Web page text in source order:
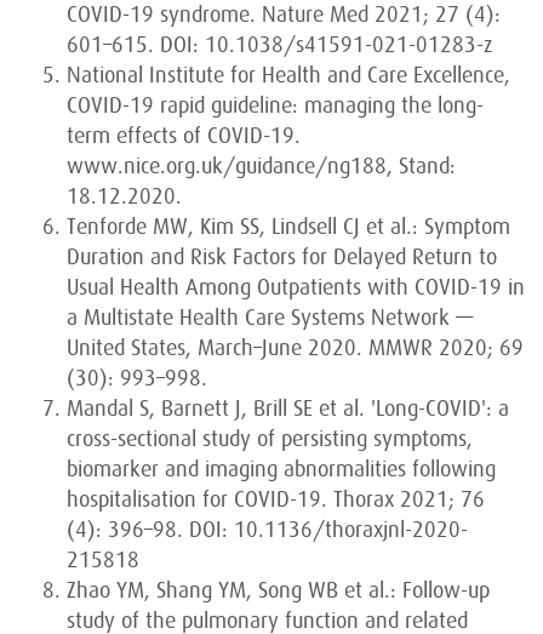
COVID-19 syndrome. Nature Med 2021; 27 (4):
601–615. DOI: 10.1038/s41591-021-01283-z
National Institute for Health and Care Excellence,
COVID-19 rapid guideline: managing the long-
term effects of COVID-19.
www.nice.org.uk/guidance/ng188, Stand:
18.12.2020.
Tenforde MW, Kim SS, Lindsell CJ et al.: Symptom
Duration and Risk Factors for Delayed Return to
Usual Health Among Outpatients with COVID-19 in
a Multistate Health Care Systems Network —
United States, March–June 2020. MMWR 2020; 69
(30): 993–998.
Mandal S, Barnett J, Brill SE et al. 'Long-COVID': a
cross-sectional study of persisting symptoms,
biomarker and imaging abnormalities following
hospitalisation for COVID-19. Thorax 2021; 76
(4): 396–98. DOI: 10.1136/thoraxjnl-2020-
215818
Zhao YM, Shang YM, Song WB et al.: Follow-up
study of the pulmonary function and related